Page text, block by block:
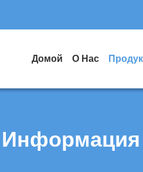
Домой О Нас